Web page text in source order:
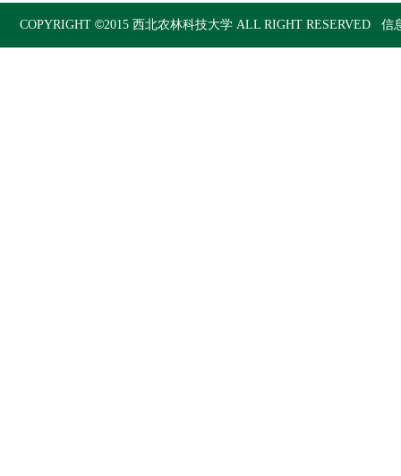
COPYRIGHT©2015西北农林科技大学 ALL RIGHT RESERVED 信